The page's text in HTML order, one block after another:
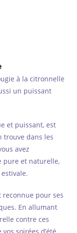
à la citronnelle
un puissant
et puissant, est
trouve dans les
avez
pure et naturelle,
reconnue pour ses
En allumant
contre ces